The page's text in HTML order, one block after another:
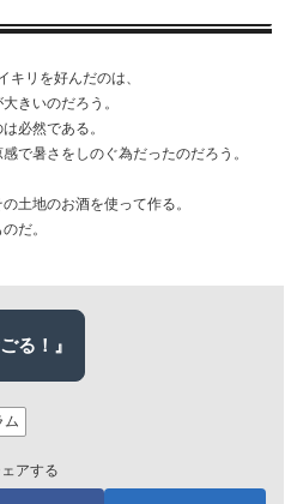
リを好んだのは、
きいのだろう。
必然である。
で暑さをしのぐ為だったのだろう。
土地のお酒を使って作る。
だ。
ム
アする